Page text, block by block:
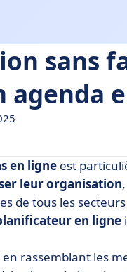
sans
agenda
agendas en
en ligne est
leur organisation
de tous les
en ligne
rassemblant les